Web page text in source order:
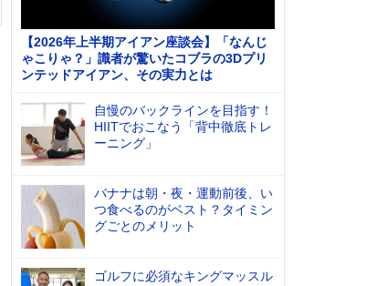
【2026年上半期アイアン座談会】「なんじ
ゃこりゃ？」識者が驚いたコブラの3Dプリ
ンテッドアイアン、その実力とは
自慢のバックラインを目指す！
HIITでおこなう「背中徹底トレ
ーニング」
バナナは朝・夜・運動前後、い
つ食べるのがベスト？タイミン
グごとのメリット
ゴルフに必須なキングマッスル